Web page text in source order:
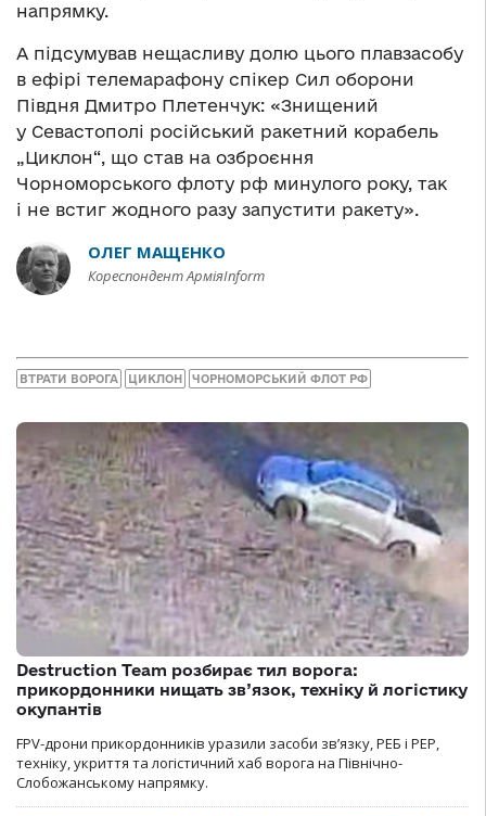
напрямку.
А підсумував нещасливу долю цього плавзасобу
в ефірі телемарафону спікер Сил оборони
Півдня Дмитро Плетенчук: «Знищений
у Севастополі російський ракетний корабель
„Циклон“, що став на озброєння
Чорноморського флоту рф минулого року, так
і не встиг жодного разу запустити ракету».
ОЛЕГ МАЩЕНКО
Кореспондент АрміяInform
ВТРАТИ ВОРОГА ЦИКЛОН ЧОРНОМОРСЬКИЙ ФЛОТ РФ
Destruction Team розбирає тил ворога:
прикордонники нищать зв’язок, техніку й логістику
окупантів
FPV-дрони прикордонників уразили засоби зв’язку, РЕБ і РЕР,
техніку, укриття та логістичний хаб ворога на Північно-
Слобожанському напрямку.